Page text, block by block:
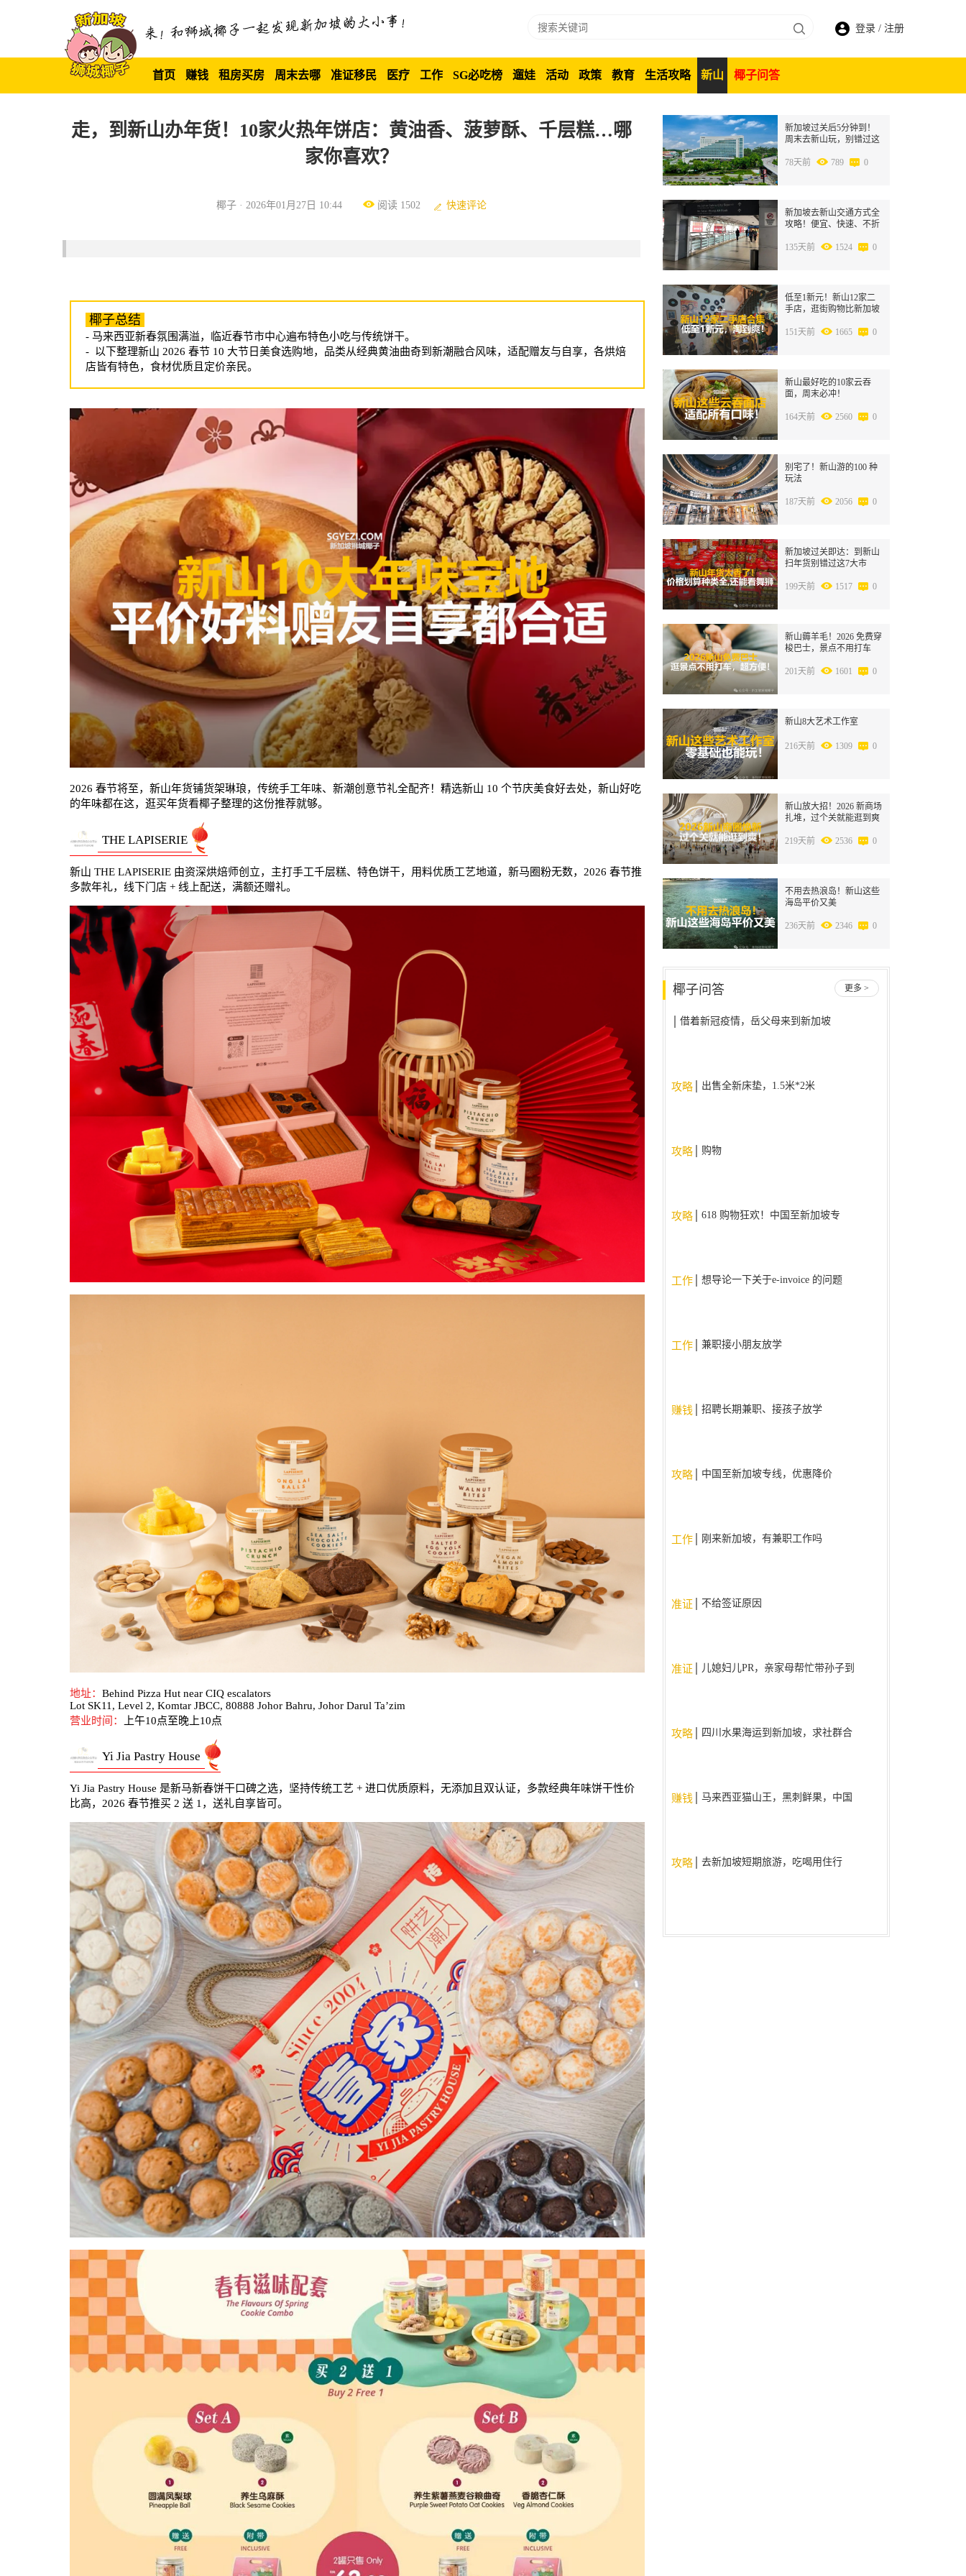
登录 / 注册
首页 赚钱 租房买房 周末去哪 准证移民 医疗 工作 SG必吃榜 遛娃 活动 政策 教育 生活攻略 新山 椰子问答
走，到新山办年货！10家火热年饼店：黄油香、菠萝酥、千层糕…哪
家你喜欢？
椰子 · 2026年01月27日 10:44 阅读 1502 快速评论
椰子总结
- 马来西亚新春氛围满溢，临近春节市中心遍布特色小吃与传统饼干。
- 以下整理新山 2026 春节 10 大节日美食选购地，品类从经典黄油曲奇到新潮融合风味，适配赠友与自享，各烘焙
店皆有特色，食材优质且定价亲民。
2026 春节将至，新山年货铺货架琳琅，传统手工年味、新潮创意节礼全配齐！精选新山 10 个节庆美食好去处，新山好吃
的年味都在这，逛买年货看椰子整理的这份推荐就够。
01 THE LAPISERIE
新山 THE LAPISERIE 由资深烘焙师创立，主打手工千层糕、特色饼干，用料优质工艺地道，新马圈粉无数，2026 春节推
多款年礼，线下门店 + 线上配送，满额还赠礼。
地址： Behind Pizza Hut near CIQ escalators
Lot SK11, Level 2, Komtar JBCC, 80888 Johor Bahru, Johor Darul Ta’zim
营业时间：
上午10点至晚上10点
02 Yi Jia Pastry House
Yi Jia Pastry House 是新马新春饼干口碑之选，坚持传统工艺 + 进口优质原料，无添加且双认证，多款经典年味饼干性价
比高，2026 春节推买 2 送 1，送礼自享皆可。
1
新加坡过关后5分钟到！
周末去新山玩，别错过这
78天前
789 0
2
新加坡去新山交通方式全
攻略！便宜、快速、不折
135天前
1524 0
3
低至1新元！新山12家二
手店，逛街购物比新加坡
151天前
1665 0
4
新山最好吃的10家云吞
面，周末必冲！
164天前 2560 0
5
别宅了！新山游的100 种
玩法
187天前 2056 0
6
新加坡过关即达：到新山
扫年货别错过这7大市
199天前
1517 0
7
新山薅羊毛！2026 免费穿
梭巴士，景点不用打车
201天前 1601 0
8
新山8大艺术工作室
216天前 1309 0
9
新山放大招！2026 新商场
扎堆，过个关就能逛到爽
219天前 2536 0
10
不用去热浪岛！新山这些
海岛平价又美
236天前 2346 0
椰子问答 更多 >
借着新冠疫情，岳父母来到新加坡
攻略 出售全新床垫，1.5米*2米
攻略 购物
攻略
618 购物狂欢！中国至新加坡专
工作 想导论一下关于e-invoice 的问题
工作 兼职接小朋友放学
赚钱 招聘长期兼职、接孩子放学
攻略
中国至新加坡专线，优惠降价
工作 刚来新加坡，有兼职工作吗
准证 不给签证原因
准证
儿媳妇儿PR，亲家母帮忙带孙子到
攻略
四川水果海运到新加坡，求社群合
赚钱
马来西亚猫山王，黑刺鲜果，中国
攻略
去新加坡短期旅游，吃喝用住行